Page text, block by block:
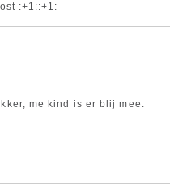
:+1::+1:
me kind is er blij mee.